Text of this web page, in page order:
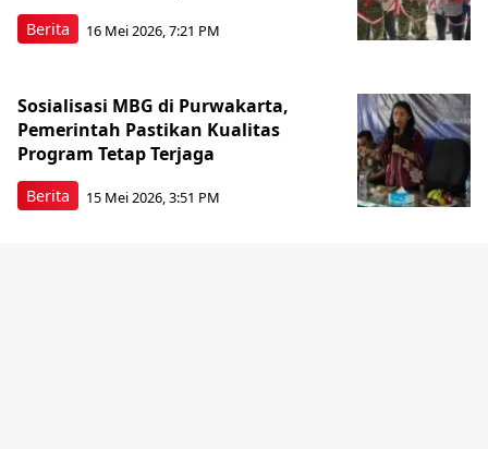
Berita 16 Mei 2026, 7:21 PM
Berita
Sosialisasi MBG di Purwakarta,
Pemerintah Pastikan Kualitas
Program Tetap Terjaga
15 Mei 2026, 3:51 PM